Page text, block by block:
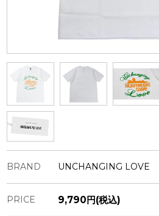
BRAND UNCHANGING LOVE
PRICE 9,790円(税込)